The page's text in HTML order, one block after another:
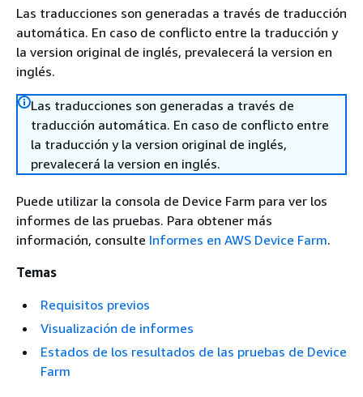
Las traducciones son generadas a través de traducción
automática. En caso de conflicto entre la traducción y
la version original de inglés, prevalecerá la version en
inglés.
Las traducciones son generadas a través de
traducción automática. En caso de conflicto entre
la traducción y la version original de inglés,
prevalecerá la version en inglés.
Puede utilizar la consola de Device Farm para ver los
informes de las pruebas. Para obtener más
información, consulte Informes en AWS Device Farm.
Temas
Requisitos previos
Visualización de informes
Estados de los resultados de las pruebas de Device
Farm